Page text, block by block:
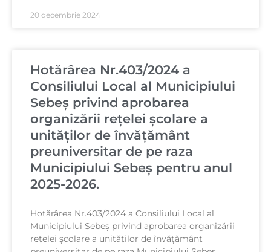
20 decembrie 2024
Hotărârea Nr.403/2024 a
Consiliului Local al Municipiului
Sebeș privind aprobarea
organizării rețelei școlare a
unităților de învățământ
preuniversitar de pe raza
Municipiului Sebeș pentru anul
2025-2026.
Hotărârea Nr.403/2024 a Consiliului Local al
Municipiului Sebeș privind aprobarea organizării
rețelei școlare a unităților de învățământ